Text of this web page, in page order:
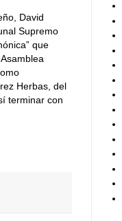
David
Supremo
que
Herbas, del
terminar con